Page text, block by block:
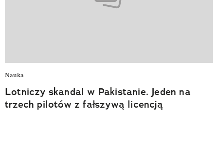
Nauka
Lotniczy skandal w Pakistanie. Jeden na
trzech pilotów z fałszywą licencją